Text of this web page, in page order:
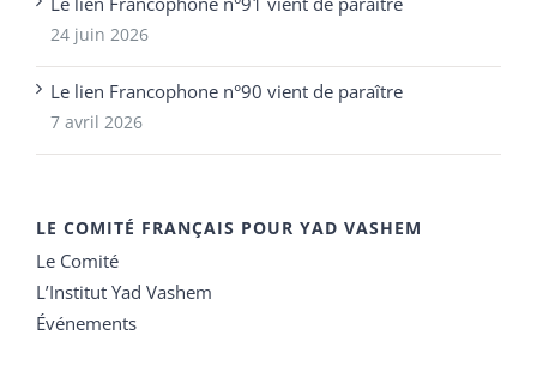
24 juin 2026
Le lien Francophone n°90 vient de paraître
7 avril 2026
LE COMITÉ FRANÇAIS POUR YAD VASHEM
Le Comité
L’Institut Yad Vashem
Événements